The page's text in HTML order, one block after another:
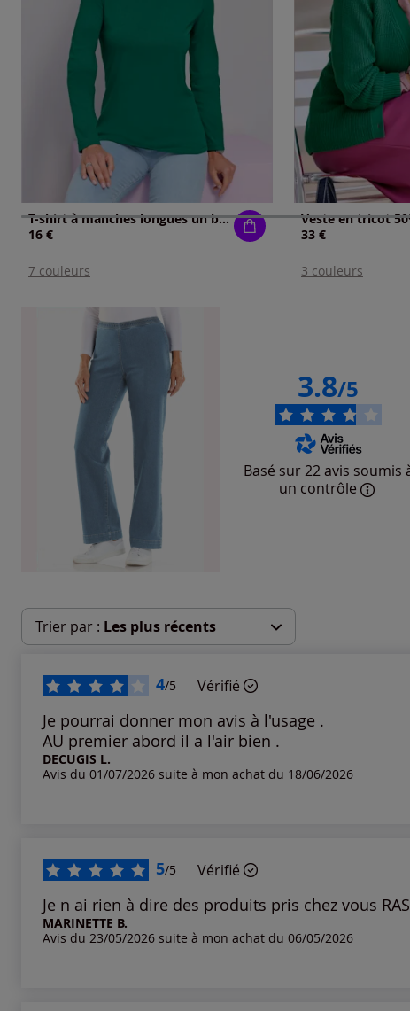
T-shirt à manches longues un basique facile à assortir
16 €
7 couleurs
Veste en tricot
33 €
3 couleurs
3.8/5
Basé sur 22 avis soumis
un contrôle
Trier par : Les plus récents
Les plus anciens
Notes les plus élevées
4/5 Vérifié
Je pourrai donner mon avis à l'usage .
AU premier abord il a l'air bien .
DECUGIS L.
Avis du 01/07/2026 suite à mon achat du 18/06/2026
5/5 Vérifié
Je n ai rien à dire des produits pris chez vous
MARINETTE B.
Avis du 23/05/2026 suite à mon achat du 06/05/2026